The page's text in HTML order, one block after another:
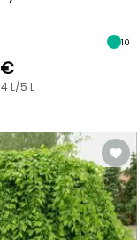
10
L/5 L